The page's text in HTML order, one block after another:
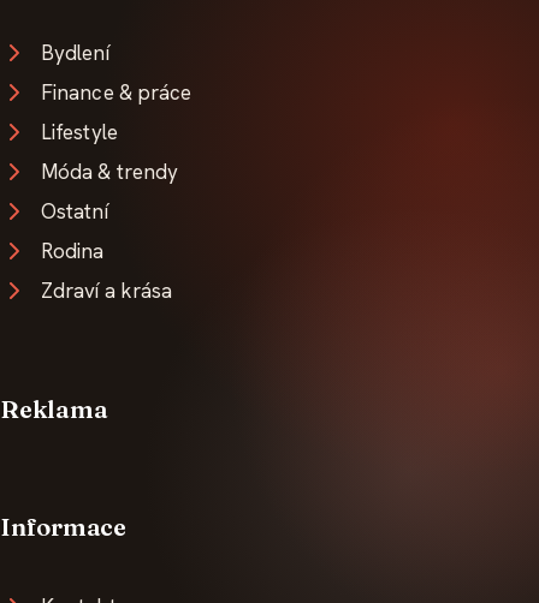
Bydlení
Finance & práce
Lifestyle
Móda & trendy
Ostatní
Rodina
Zdraví a krása
Reklama
Informace